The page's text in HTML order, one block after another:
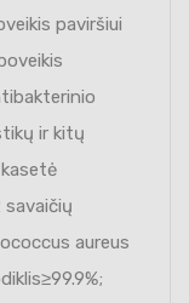
paviršiui
ir kitų
aureus